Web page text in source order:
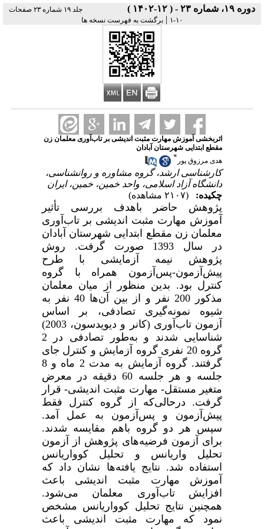
دوره ۱۹، شماره ۲۳ - ( ۱۲-۱۴۰۲ )
جلد ۱۹ شماره ۲۳ صفحات
۱۰-۱
| برگشت به فهرست نسخه ها
اثربخشی آموزش مهارت مثبت اندیشی بر تاب‌آوری معلمان زن
مقطع ابتدایی شهرستان آبادان
هدی مرزوق پور *
کارشناسی ارشد، گروه مشاوره و روانشناسی،
دانشگاه آزاد اسلامی، واحد خمین، خمین، ایران
چکیده:
(۲۱۰۷ مشاهده)
پژوهش حاضر باهدف بررسی تأثیر
آموزش مهارت مثبت اندیشی بر تاب‌آوری
معلمان زن مقطع ابتدایی شهرستان آبادان
در سال 1393 صورت گرفت. روش
پژوهش نیمه آزمایشی با طرح
پیش‌آزمون-پس‌آزمون همراه با گروه
کنترل بود. بدین منظور از میان معلمان
مذکور 200 نفر و از بین آن‌ها 40 نفر به
شیوه نمونه‌گیری تصادفی، بر اساس
آزمون تاب‌آوری (کانر و دیویدسون، 2003)
شناسایی شدند و به‌طور تصادفی در 2
گروه 20 نفری گروه آزمایش و کنترل جای
گرفتند. گروه آزمایش به مدت 2 ماه و 8
جلسه و هر جلسه 60 دقیقه در معرض
متغیر مستقل- مهارت مثبت اندیشی- قرار
گرفت. درحالی‌که از گروه کنترل فقط
پیش‌آزمون و پس‌آزمون به عمل آمد.
سپس هر دو گروه باهم مقایسه شدند.
برای آزمون فرضیه‌های پژوهش از آزمون
تحلیل واریانس و تحلیل کوواریانس
استفاده شد. نتایج یافته‌ها نشان داد که
آموزش مهارت مثبت اندیشی باعث
افزایش تاب‌آوری معلمان می‌شود.
همچنین نتایج تحلیل کوواریانس مشخص
نمود که مهارت مثبت اندیشی باعث